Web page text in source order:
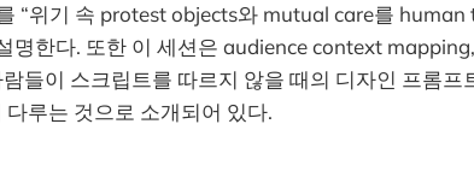
“위기 속 protest objects와 mutual care를 human
명한다. 또한 이 세션은 audience context
들이 스크립트를 따르지 않을 때의 디자인 프롬
루는 것으로 소개되어 있다.